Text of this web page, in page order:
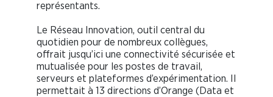
représentants.
Le Réseau Innovation, outil central du
quotidien pour de nombreux collègues,
offrait jusqu’ici une connectivité sécurisée et
mutualisée pour les postes de travail,
serveurs et plateformes d’expérimentation. Il
permettait à 13 directions d’Orange (Data et